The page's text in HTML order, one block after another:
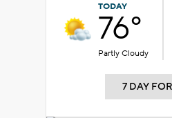
TODAY
76°
Partly Cloudy
7 DAY